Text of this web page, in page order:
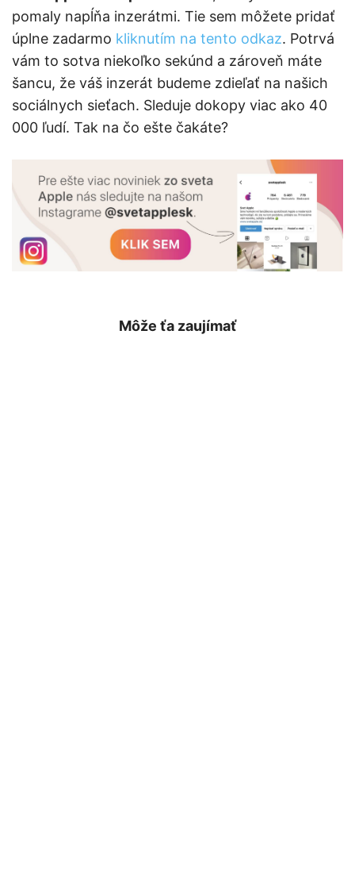
pomaly napĺňa inzerátmi. Tie sem môžete pridať
úplne zadarmo kliknutím na tento odkaz. Potrvá
vám to sotva niekoľko sekúnd a zároveň máte
šancu, že váš inzerát budeme zdieľať na našich
sociálnych sieťach. Sleduje dokopy viac ako 40
000 ľudí. Tak na čo ešte čakáte?
Môže ťa zaujímať